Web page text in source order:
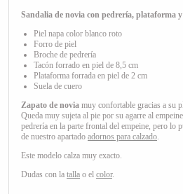
Sandalia de novia con pedrería, plataforma
Piel napa color blanco roto
Forro de piel
Broche de pedrería
Tacón forrado en piel de 8,5 cm
Plataforma forrada en piel de 2 cm
Suela de cuero
Zapato de novia muy confortable gracias a su
Queda muy sujeta al pie por su agarre al
pedrería en la parte frontal del empeine, pero lo
de nuestro apartado adornos para calzado.
Este modelo calza muy exacto.
Dudas con la talla o el color.